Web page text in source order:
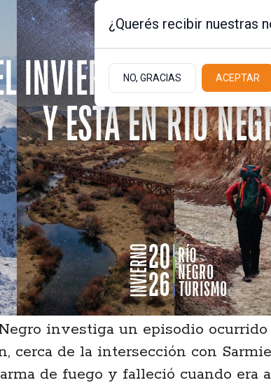
Negro
Empresas Policiales /
de Río Negro
el que un
de arma de
investiga un episodio
cerca de la intersección con
de fuego y falleció cuando era
¿Querés recibir nuestras
NO, GRACIAS ACEPTAR